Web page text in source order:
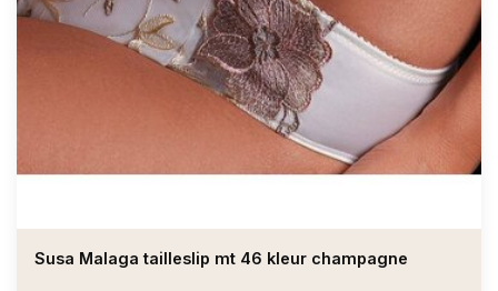
Susa Malaga tailleslip mt 46 kleur champagne